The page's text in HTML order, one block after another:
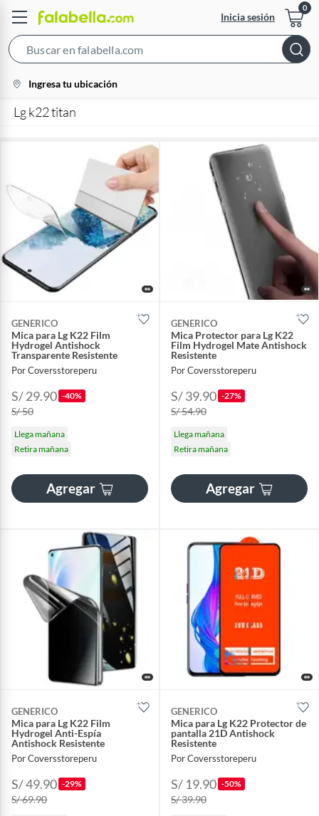
Inicia sesión
Bar
location-
icon
Ingresa tu ubicación
Lg k22 titan
GENERICO
Mica para Lg K22 Film
Hydrogel Antishock
Transparente Resistente
Por Coversstoreperu
S/ 29.90 -40%
S/ 50
Llega mañana
Retira mañana
Agregar
GENERICO
Mica Protector para Lg K22
Film Hydrogel Mate Antishock
Resistente
Por Coversstoreperu
S/ 39.90 -27%
S/ 54.90
Llega mañana
Retira mañana
Agregar
GENERICO
Mica para Lg K22 Film
Hydrogel Anti-Espía
Antishock Resistente
Por Coversstoreperu
S/ 49.90 -29%
S/ 69.90
GENERICO
Mica para Lg K22 Protector de
pantalla 21D Antishock
Resistente
Por Coversstoreperu
S/ 19.90 -50%
S/ 39.90